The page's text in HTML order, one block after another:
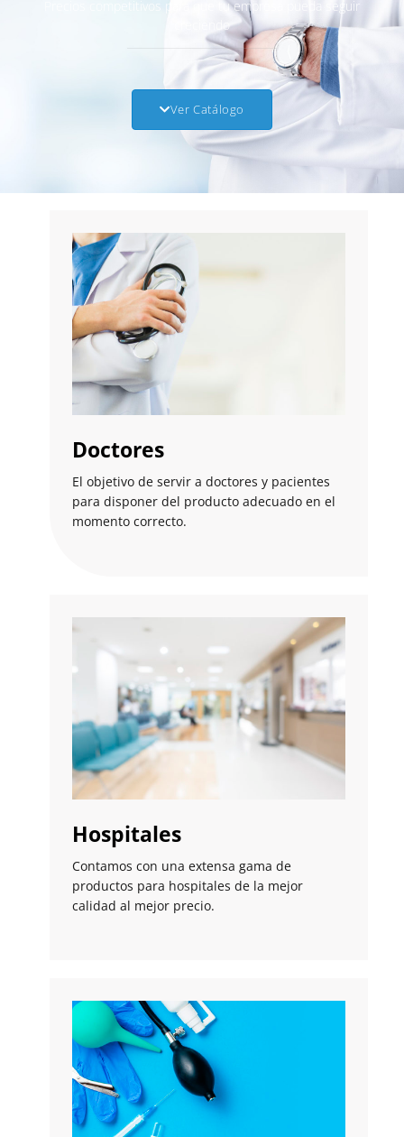
Precios competitivos para que tu empresa pueda seguir
creciendo
Ver Catálogo
Doctores
El objetivo de servir a doctores y pacientes
para disponer del producto adecuado en el
momento correcto.
Hospitales
Contamos con una extensa gama de
productos para hospitales de la mejor
calidad al mejor precio.